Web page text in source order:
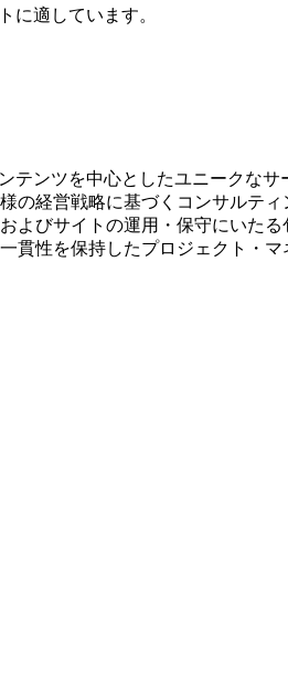
に適しています。
ンツを中心としたユニークな
の経営戦略に基づくコンサルテ
びサイトの運用・保守にいたる
貫性を保持したプロジェクト・